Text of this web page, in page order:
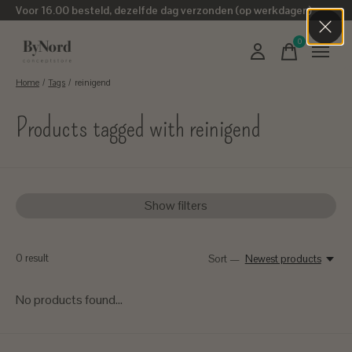
Voor 16.00 besteld, dezelfde dag verzonden (op werkdagen)
0items
Home / Tags / reinigend
Products tagged with reinigend
Show filters
0 result Sort — Newest products
No products found...